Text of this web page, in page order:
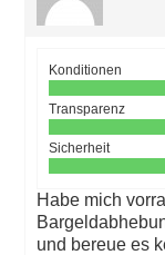
Konditionen
Transparenz
Sicherheit
Habe mich
und bereue es